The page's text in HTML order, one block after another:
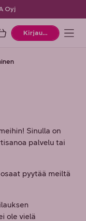
Oyj
OstoskoriKirjaudu
Sinulla on
palvelu tai
pyytää meiltä
ole vielä